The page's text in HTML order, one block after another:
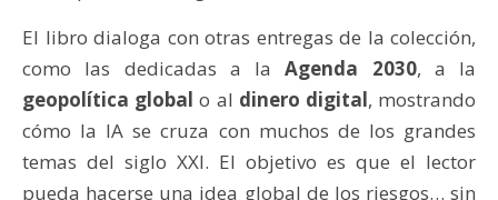
El libro dialoga con otras entregas de la colección,
como las dedicadas a laAgenda 2030, a la
geopolítica global o al dinero digital, mostrando
cómo la IA se cruza con muchos de los grandes
temas del siglo XXI. El objetivo es que el lector
pueda hacerse una idea global de los riesgos… sin